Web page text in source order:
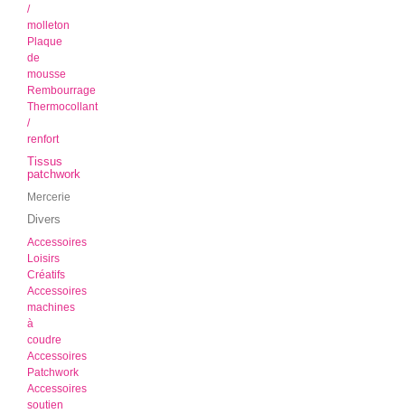
/
molleton
Plaque
de
mousse
Rembourrage
Thermocollant
/
renfort
Tissus
patchwork
Mercerie
Divers
Accessoires
Loisirs
Créatifs
Accessoires
machines
à
coudre
Accessoires
Patchwork
Accessoires
soutien